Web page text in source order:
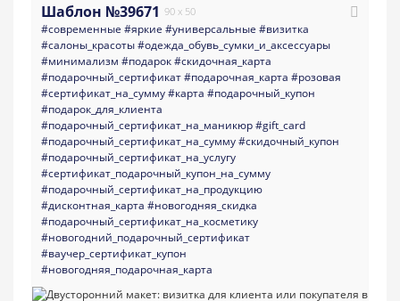
Шаблон №39671 90 x 50
#современные #яркие #универсальные #визитка
#салоны_красоты#одежда_обувь_сумки_и_аксессуары
#минимализм #подарок#скидочная_карта
#подарочный_сертификат#подарочная_карта #розовая
#сертификат_на_сумму#карта #подарочный_купон
#подарок_для_клиента
#подарочный_сертификат_на_маникюр#gift_card
#подарочный_сертификат_на_сумму#скидочный_купон
#подарочный_сертификат_на_услугу
#сертификат_подарочный_купон_на_сумму
#подарочный_сертификат_на_продукцию
#дисконтная_карта #новогодняя_скидка
#подарочный_сертификат_на_косметику
#новогодний_подарочный_сертификат
#ваучер_сертификат_купон
#новогодняя_подарочная_карта